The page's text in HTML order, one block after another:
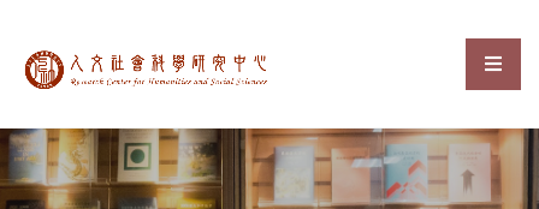
中央研究院人文社會科選
:::